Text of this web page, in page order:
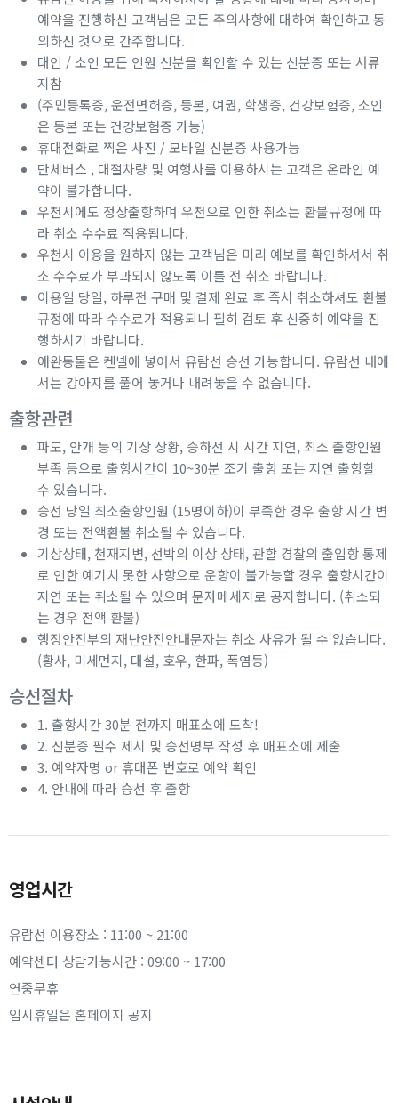
예약을 진행하신 고객님은 모든 주의사항에 대하여 확인하고 동
의하신 것으로 간주합니다.
대인 / 소인 모든 인원 신분을 확인할 수 있는 신분증 또는 서류
지참
(주민등록증, 운전면허증, 등본, 여권, 학생증, 건강보험증, 소인
은 등본 또는 건강보험증 가능)
휴대전화로 찍은 사진 / 모바일 신분증 사용가능
단체버스 , 대절차량 및 여행사를 이용하시는 고객은 온라인 예
약이 불가합니다.
우천시에도 정상출항하며 우천으로 인한 취소는 환불규정에 따
라 취소 수수료 적용됩니다.
우천시 이용을 원하지 않는 고객님은 미리 예보를 확인하셔서 취
소 수수료가 부과되지 않도록 이틀 전 취소 바랍니다.
이용일 당일, 하루전 구매 및 결제 완료 후 즉시 취소하셔도 환불
규정에 따라 수수료가 적용되니 필히 검토 후 신중히 예약을 진
행하시기 바랍니다.
애완동물은 켄넬에 넣어서 유람선 승선 가능합니다. 유람선 내에
서는 강아지를 풀어 놓거나 내려놓을 수 없습니다.
출항관련
파도, 안개 등의 기상 상황, 승하선 시 시간 지연, 최소 출항인원
부족 등으로 출항시간이 10~30분 조기 출항 또는 지연 출항할
수 있습니다.
승선 당일 최소출항인원 (15명이하)이 부족한 경우 출항 시간 변
경 또는 전액환불 취소될 수 있습니다.
기상상태, 천재지변, 선박의 이상 상태, 관할 경찰의 출입항 통제
로 인한 예기치 못한 사항으로 운항이 불가능할 경우 출항시간이
지연 또는 취소될 수 있으며 문자메세지로 공지합니다. (취소되
는 경우 전액 환불)
행정안전부의 재난안전안내문자는 취소 사유가 될 수 없습니다.
(황사, 미세먼지, 대설, 호우, 한파, 폭염등)
승선절차
1. 출항시간 30분 전까지 매표소에 도착!
2. 신분증 필수 제시 및 승선명부 작성 후 매표소에 제출
3. 예약자명 or 휴대폰 번호로 예약 확인
4. 안내에 따라 승선 후 출항
영업시간
유람선 이용장소 : 11:00 ~ 21:00
예약센터 상담가능시간 : 09:00 ~ 17:00
연중무휴
임시휴일은 홈페이지 공지